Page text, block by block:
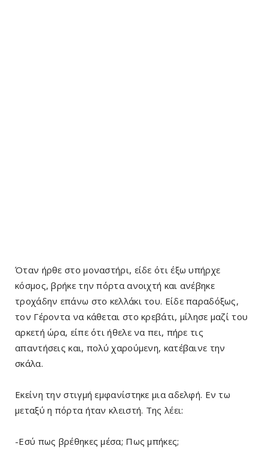
Όταν ήρθε στο μοναστήρι, είδε ότι έξω υπήρχε
κόσμος, βρήκε την πόρτα ανοιχτή και ανέβηκε
τροχάδην επάνω στο κελλάκι του. Είδε παραδόξως,
τον Γέροντα να κάθεται στο κρεβάτι, μίλησε μαζί του
αρκετή ώρα, είπε ότι ήθελε να πει, πήρε τις
απαντήσεις και, πολύ χαρούμενη, κατέβαινε την
σκάλα.
Εκείνη την στιγμή εμφανίστηκε μια αδελφή. Εν τω
μεταξύ η πόρτα ήταν κλειστή. Της λέει:
-Εσύ πως βρέθηκες μέσα; Πως μπήκες;